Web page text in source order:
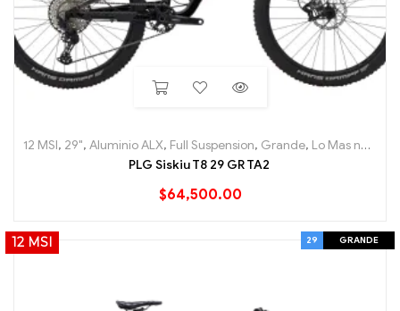
12 MSI, 29", Aluminio ALX, Full Suspension, Grande, Lo Mas nuevo
PLG Siskiu T8 29 GR TA2
$64,500.00
12 MSI 29 GRANDE